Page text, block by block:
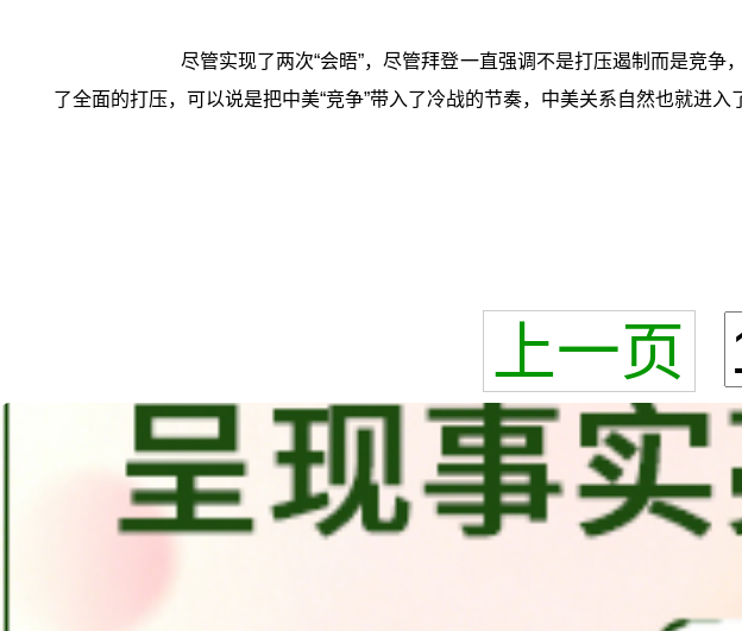
尽管实现了两次“会晤”，尽管拜登一直强调不是打压遏制而是竞
了全面的打压，可以说是把中美“竞争”带入了冷战的节奏，中美关系自然也就进入
上一页